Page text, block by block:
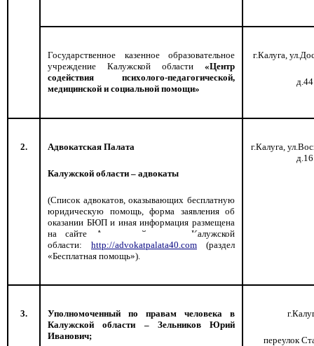
Государственное казенное образовательное
учреждение Калужской области «Центр
содействия психолого-педагогической,
медицинской и социальной помощи»
г.Калуга,
д.44
2. Адвокатская Палата
Калужской области – адвокаты
(Список адвокатов, оказывающих бесплатную
юридическую помощь, форма заявления об
оказании БЮП и иная информация размещена
на сайте Адвокатской палаты Калужской
области: http://advokatpalata40.com (раздел
«Бесплатная помощь»).
г.Калуга,
д.16
3.
Уполномоченный по правам человека в
Калужской области – Зельников Юрий
Иванович;
переулок